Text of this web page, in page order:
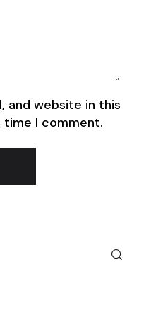
and website in this
I comment.